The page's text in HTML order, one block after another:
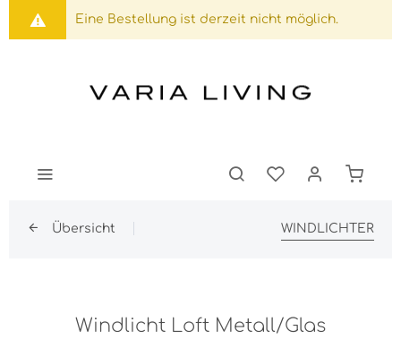
Eine Bestellung ist derzeit nicht möglich.
Übersicht WINDLICHTER
Windlicht Loft Metall/Glas